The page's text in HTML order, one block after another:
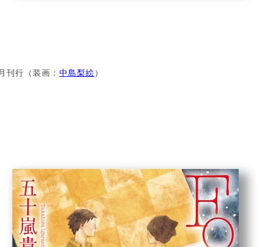
刊行（装画： 中島梨絵）